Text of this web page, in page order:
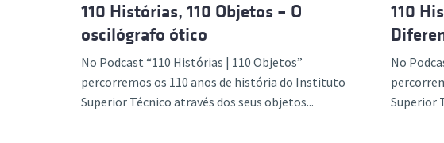
110 Histórias, 110 Objetos – O
oscilógrafo ótico
No Podcast “110 Histórias | 110 Objetos”
percorremos os 110 anos de história do Instituto
Superior Técnico através dos seus objetos...
110
No
Superior